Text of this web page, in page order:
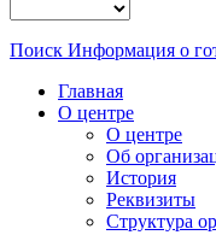
Поиск Информация о
Главная
О центре
О центре
Об
История
Реквизиты
Структура